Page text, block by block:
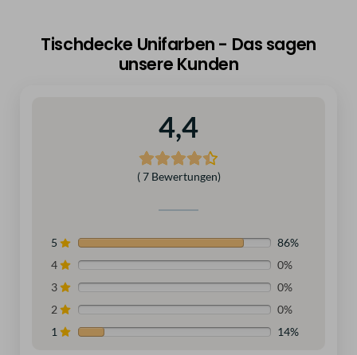
Tischdecke Unifarben - Das sagen
unsere Kunden
4,4
( 7 Bewertungen)
5
86%
4
0%
3
0%
2
0%
1
14%